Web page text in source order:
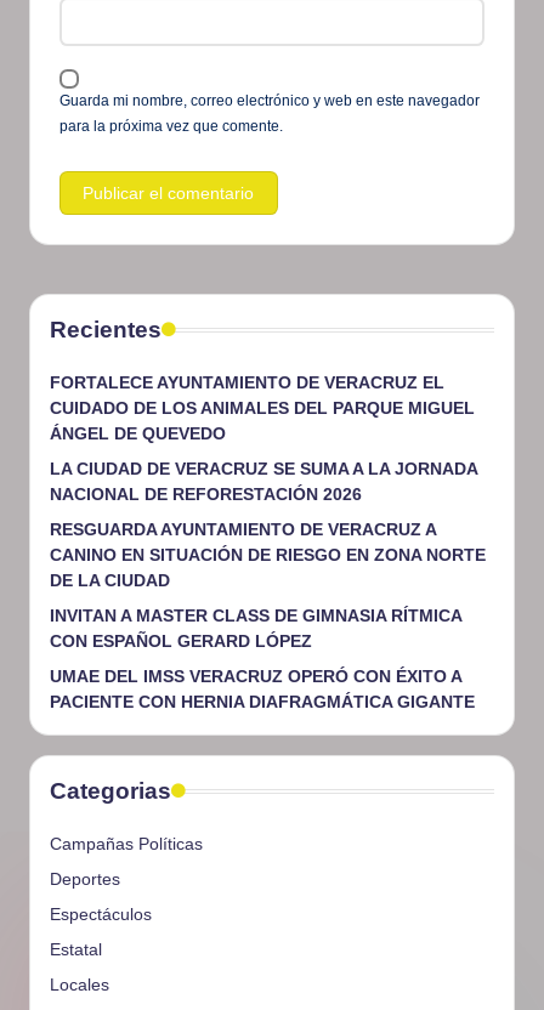
Guarda mi nombre, correo electrónico y web en este navegador
para la próxima vez que comente.
Recientes
FORTALECE AYUNTAMIENTO DE VERACRUZ EL
CUIDADO DE LOS ANIMALES DEL PARQUE MIGUEL
ÁNGEL DE QUEVEDO
LA CIUDAD DE VERACRUZ SE SUMA A LA JORNADA
NACIONAL DE REFORESTACIÓN 2026
RESGUARDA AYUNTAMIENTO DE VERACRUZ A
CANINO EN SITUACIÓN DE RIESGO EN ZONA NORTE
DE LA CIUDAD
INVITAN A MASTER CLASS DE GIMNASIA RÍTMICA
CON ESPAÑOL GERARD LÓPEZ
UMAE DEL IMSS VERACRUZ OPERÓ CON ÉXITO A
PACIENTE CON HERNIA DIAFRAGMÁTICA GIGANTE
Categorias
Campañas Políticas
Deportes
Espectáculos
Estatal
Locales